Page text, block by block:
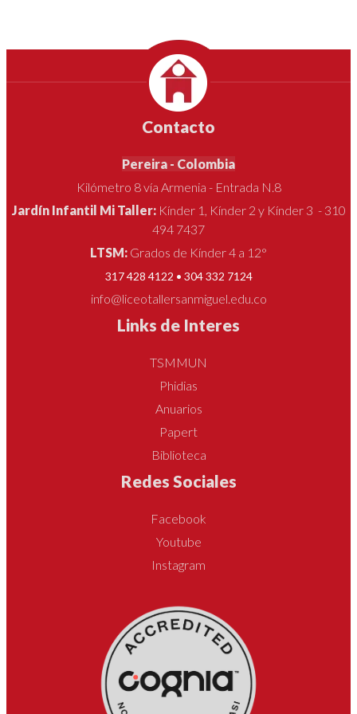
Contacto
Pereira - Colombia
Kilómetro 8 vía Armenia - Entrada N.8
Jardín Infantil Mi Taller: Kínder 1, Kínder 2 y Kínder 3 - 310
494 7437
LTSM: Grados de Kínder 4 a 12°
317 428 4122 • 304 332 7124
info@liceotallersanmiguel.edu.co
Links de Interes
TSMMUN
Phidias
Anuarios
Papert
Biblioteca
Redes Sociales
Facebook
Youtube
Instagram